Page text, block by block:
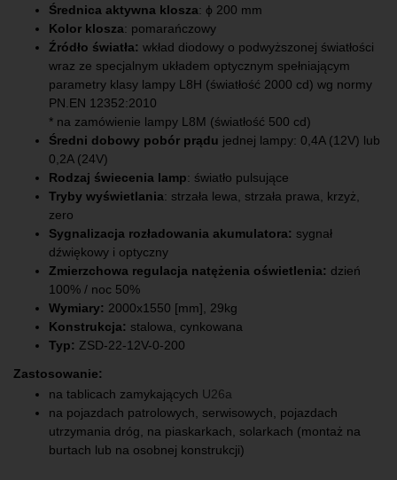
Średnica aktywna klosza: ϕ 200 mm
Kolor klosza: pomarańczowy
Źródło światła: wkład diodowy o podwyższonej światłości
wraz ze specjalnym układem optycznym spełniającym
parametry klasy lampy L8H (światłość 2000 cd) wg normy
PN.EN 12352:2010
* na zamówienie lampy L8M (światłość 500 cd)
Średni dobowy pobór prądu jednej lampy: 0,4A (12V) lub
0,2A (24V)
Rodzaj świecenia lamp: światło pulsujące
Tryby wyświetlania: strzała lewa, strzała prawa, krzyż,
zero
Sygnalizacja rozładowania akumulatora: sygnał
dźwiękowy i optyczny
Zmierzchowa regulacja natężenia oświetlenia: dzień
100% / noc 50%
Wymiary: 2000x1550 [mm], 29kg
Konstrukcja: stalowa, cynkowana
Typ: ZSD-22-12V-0-200
Zastosowanie:
na tablicach zamykających U26a
na pojazdach patrolowych, serwisowych, pojazdach
utrzymania dróg, na piaskarkach, solarkach (montaż na
burtach lub na osobnej konstrukcji)